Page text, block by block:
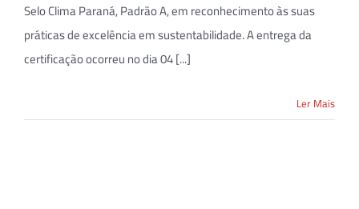
Selo Clima Paraná, Padrão A, em reconhecimento às suas
práticas de excelência em sustentabilidade. A entrega da
certificação ocorreu no dia 04 [...]
Ler Mais